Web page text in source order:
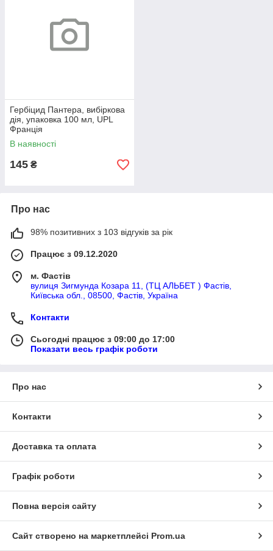
Гербіцид Пантера, вибіркова
дія, упаковка 100 мл, UPL
Франція
В наявності
145 ₴
Про нас
98% позитивних з 103 відгуків за рік
Працює з 09.12.2020
м. Фастів
вулиця Зигмунда Козара 11, (ТЦ АЛЬБЕТ ) Фастів,
Київська обл., 08500, Фастів, Україна
Контакти
Сьогодні працює з 09:00 до 17:00
Показати весь графік роботи
Про нас
Контакти
Доставка та оплата
Графік роботи
Повна версія сайту
Сайт створено на маркетплейсі Prom.ua